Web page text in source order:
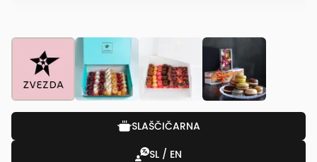
SLAŠČIČARNA
SL / EN